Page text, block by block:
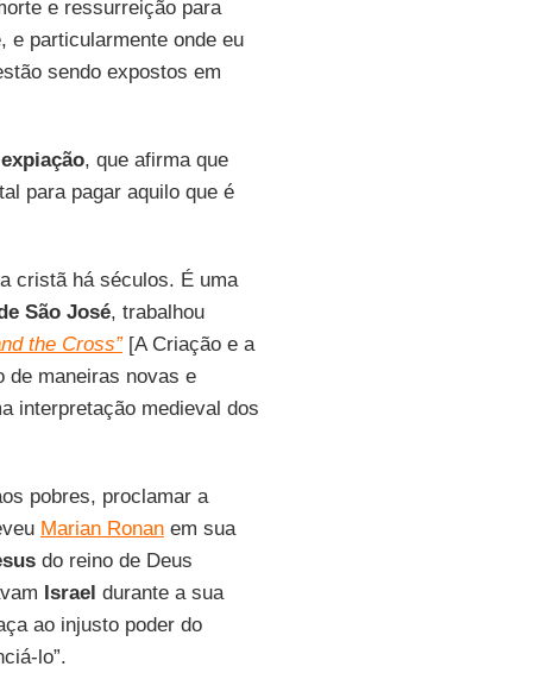
e ressurreição para
e particularmente onde eu
sendo expostos em
, que afirma que
para pagar aquilo que é
cristã há séculos. É uma
São José, trabalhou
the Cross” [A Criação e a
de maneiras novas e
interpretação medieval dos
pobres, proclamar a
Marian Ronanem sua
do reino de Deus
Israel durante a sua
ao injusto poder do
lo”.